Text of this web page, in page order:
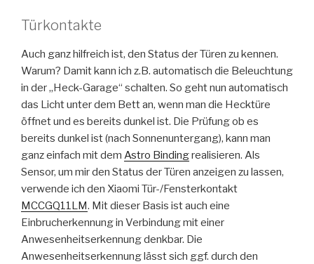
Türkontakte
Auch ganz hilfreich ist, den Status der Türen zu kennen.
Warum? Damit kann ich z.B. automatisch die Beleuchtung
in der „Heck-Garage“ schalten. So geht nun automatisch
das Licht unter dem Bett an, wenn man die Hecktüre
öffnet und es bereits dunkel ist. Die Prüfung ob es
bereits dunkel ist (nach Sonnenuntergang), kann man
ganz einfach mit dem Astro Bindingrealisieren. Als
Sensor, um mir den Status der Türen anzeigen zu lassen,
verwende ich den Xiaomi Tür-/Fensterkontakt
MCCGQ11LM. Mit dieser Basis ist auch eine
Einbrucherkennung in Verbindung mit einer
Anwesenheitserkennung denkbar. Die
Anwesenheitserkennung lässt sich ggf. durch den